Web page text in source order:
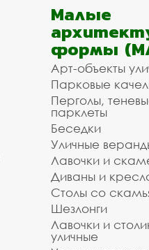
Малые
формы
Арт-объекты
Парковые
Перголы,
парклеты
Беседки
Уличные
Лавочки и
Диваны и
Столы со
Шезлонги
Лавочки и
уличные